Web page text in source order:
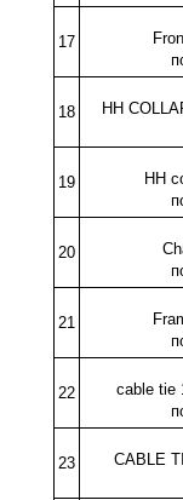
17
18
HH
19
HH
20
21
22
cable tie
23
CABLE